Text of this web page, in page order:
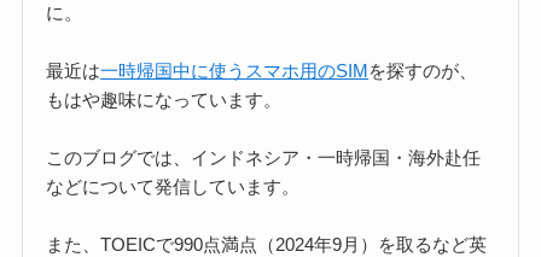
に。
最近は一時帰国中に使うスマホ用のSIMを探すのが、
もはや趣味になっています。
このブログでは、インドネシア・一時帰国・海外赴任
などについて発信しています。
また、TOEICで990点満点（2024年9月）を取るなど英